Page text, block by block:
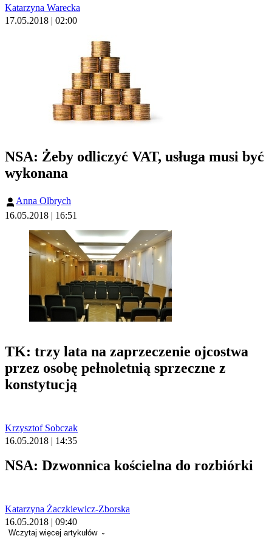
Katarzyna Warecka
17.05.2018 | 02:00
NSA: Żeby odliczyć VAT, usługa musi być
wykonana
Anna Olbrych
16.05.2018 | 16:51
TK: trzy lata na zaprzeczenie ojcostwa
przez osobę pełnoletnią sprzeczne z
konstytucją
Krzysztof Sobczak
16.05.2018 | 14:35
NSA: Dzwonnica kościelna do rozbiórki
Katarzyna Żaczkiewicz-Zborska
16.05.2018 | 09:40
Wczytaj więcej artykułów